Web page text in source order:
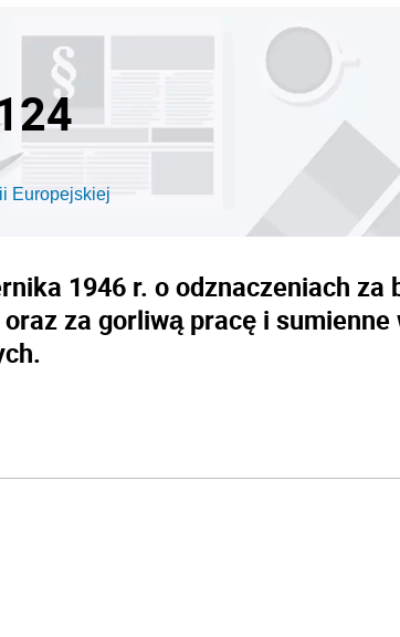
Europejskiej
1946 r. o odznaczeniach za
za gorliwą pracę i sumienne